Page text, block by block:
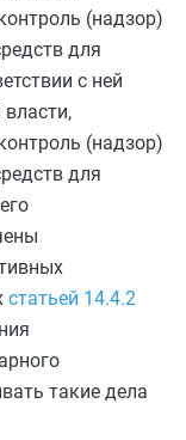
(надзор)
для
с ней
(надзор)
для
статьей 14.4.2
такие дела